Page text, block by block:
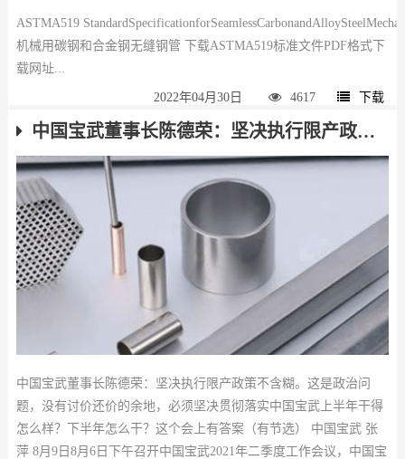
ASTMA519
机械用碳钢和合金钢无缝钢管 下载ASTMA519标准文件PDF格式下
载网址...
2022年04月30日 4617 下载
中国宝武董事长陈德荣：坚决执行限产政策不含糊
中国宝武董事长陈德荣：坚决执行限产政策不含糊。这是政治问
题，没有讨价还价的余地，必须坚决贯彻落实中国宝武上半年干得
怎么样？下半年怎么干？这个会上有答案（有节选） 中国宝武 张
萍 8月9日8月6日下午召开中国宝武2021年二季度工作会议，中国宝